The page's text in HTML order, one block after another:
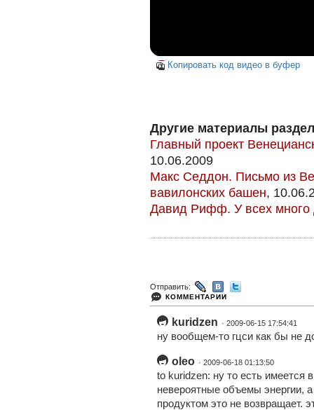
Копировать код видео в буфер
Другие материалы
Главный проект
10.06.2009
Макс Седдон. Письмо из
вавилонских башен,
Давид Рифф. У всех много
Отправить:
КОММЕНТАРИИ
kuridzen · 2009-06-15 17:54:41
ну вообщем-то гцси как бы не
oleo · 2009-06-18 01:13:50
to kuridzen: ну то есть имеется
невероятные объемы энергии,
продуктом это не возвращает.